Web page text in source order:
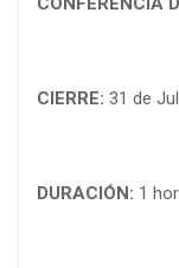
CIERRE: 31 de
DURACIÓN: 1